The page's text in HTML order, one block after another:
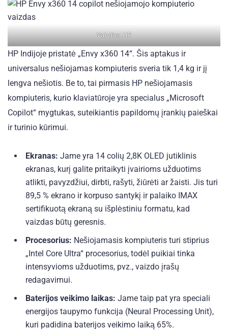
Vaizdas: HP
HP Indijoje pristatė „Envy x360 14“. Šis aptakus ir
universalus nešiojamas kompiuteris sveria tik 1,4 kg ir jį
lengva nešiotis. Be to, tai pirmasis HP nešiojamasis
kompiuteris, kurio klaviatūroje yra specialus „Microsoft
Copilot“ mygtukas, suteikiantis papildomų įrankių paieškai
ir turinio kūrimui.
Ekranas: Jame yra 14 colių 2,8K OLED jutiklinis
ekranas, kurį galite pritaikyti įvairioms užduotims
atlikti, pavyzdžiui, dirbti, rašyti, žiūrėti ar žaisti. Jis turi
89,5 % ekrano ir korpuso santykį ir palaiko IMAX
sertifikuotą ekraną su išplėstiniu formatu, kad
vaizdas būtų geresnis.
Procesorius: Nešiojamasis kompiuteris turi stiprius
„Intel Core Ultra“ procesorius, todėl puikiai tinka
intensyvioms užduotims, pvz., vaizdo įrašų
redagavimui.
Baterijos veikimo laikas: Jame taip pat yra speciali
energijos taupymo funkcija (Neural Processing Unit),
kuri padidina baterijos veikimo laiką 65%.